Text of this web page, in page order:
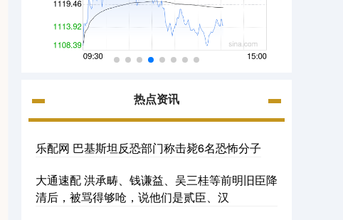
热点资讯
乐配网 巴基斯坦反恐部门称击毙6名恐怖分子
大通速配 洪承畴、钱谦益、吴三桂等前明旧臣降
清后，被骂得够呛，说他们是贰臣、汉